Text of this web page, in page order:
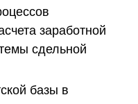
заработной
сдельной
базы в